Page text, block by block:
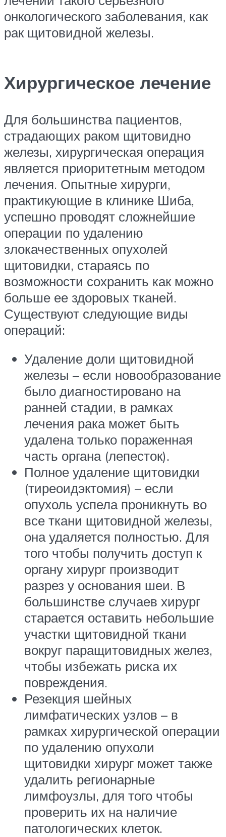
онкологического заболевания, как
рак щитовидной железы.
Хирургическое лечение
Для большинства пациентов,
страдающих раком щитовидно
железы, хирургическая операция
является приоритетным методом
лечения. Опытные хирурги,
практикующие в клинике Шиба,
успешно проводят сложнейшие
операции по удалению
злокачественных опухолей
щитовидки, стараясь по
возможности сохранить как можно
больше ее здоровых тканей.
Существуют следующие виды
операций:
Удаление доли щитовидной
железы – если новообразование
было диагностировано на
ранней стадии, в рамках
лечения рака может быть
удалена только пораженная
часть органа (лепесток).
Полное удаление щитовидки
(тиреоидэктомия) – если
опухоль успела проникнуть во
все ткани щитовидной железы,
она удаляется полностью. Для
того чтобы получить доступ к
органу хирург производит
разрез у основания шеи. В
большинстве случаев хирург
старается оставить небольшие
участки щитовидной ткани
вокруг паращитовидных желез,
чтобы избежать риска их
повреждения.
Резекция шейных
лимфатических узлов – в
рамках хирургической операции
по удалению опухоли
щитовидки хирург может также
удалить регионарные
лимфоузлы, для того чтобы
проверить их на наличие
патологических клеток.